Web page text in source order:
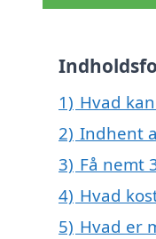
1) Hvad
2) Indhent
3) Få nemt
4) Hvad
5) Hvad er